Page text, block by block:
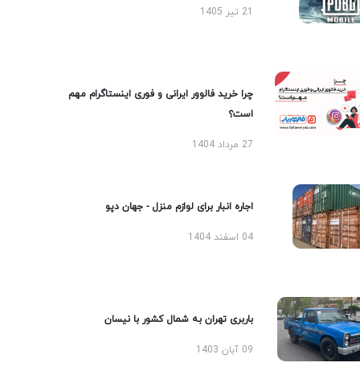
چرا خرید فالوور ایرانی و فوری اینستاگرام مهم
است؟
27 مرداد 1404
اجاره انبار برای لوازم منزل - جهان دپو
04 اسفند 1404
باربری تهران به شمال کشور با نیسان
09 آبان 1403